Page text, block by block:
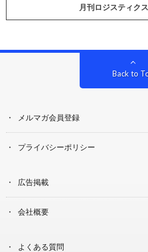
月刊ロジスティク
Back to
メルマガ会員登録
プライバシーポリシー
広告掲載
会社概要
よくある質問